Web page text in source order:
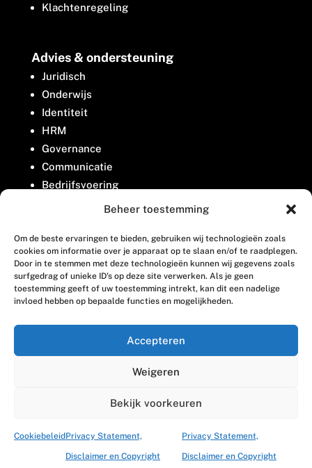
Beheer toestemming
Om de beste ervaringen te bieden, gebruiken wij technologieën zoals
cookies om informatie over je apparaat op te slaan en/of te raadplegen.
Door in te stemmen met deze technologieën kunnen wij gegevens zoals
surfgedrag of unieke ID's op deze site verwerken. Als je geen
toestemming geeft of uw toestemming intrekt, kan dit een nadelige
invloed hebben op bepaalde functies en mogelijkheden.
Accepteren
Weigeren
Bekijk voorkeuren
CookiebeleidPrivacy Statement,
Disclaimer en Copyright
Privacy Statement,
Disclaimer en Copyright
Klachtenregeling
Advies & ondersteuning
Juridisch
Onderwijs
Identiteit
HRM
Governance
Communicatie
Bedrijfsvoering
Belangenbehartiging
Contact
Houttuinlaan 8
3447 GM Woerden